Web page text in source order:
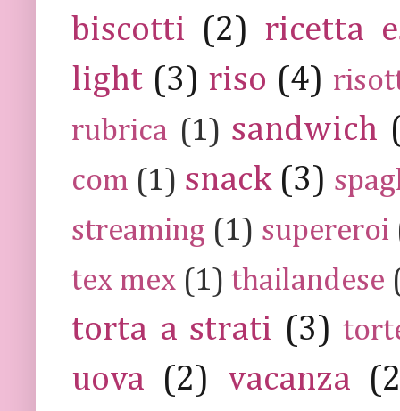
biscotti (2) ricetta
light (3) riso (4)
rubrica (1) sandwich
com (1) snack (3)
streaming (1) supereroi
tex mex (1) thailandese
torta a strati (3)
uova (2) vacanza